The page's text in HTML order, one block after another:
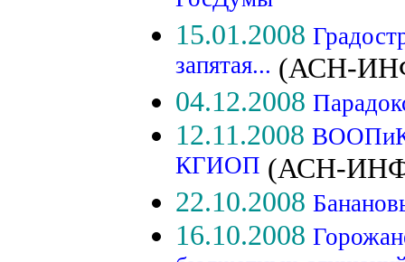
15.01.2008
запятая... (АСН-
04.12.2008
12.11.2008 ВООПиК
КГИОП (АСН-
22.10.2008
16.10.2008